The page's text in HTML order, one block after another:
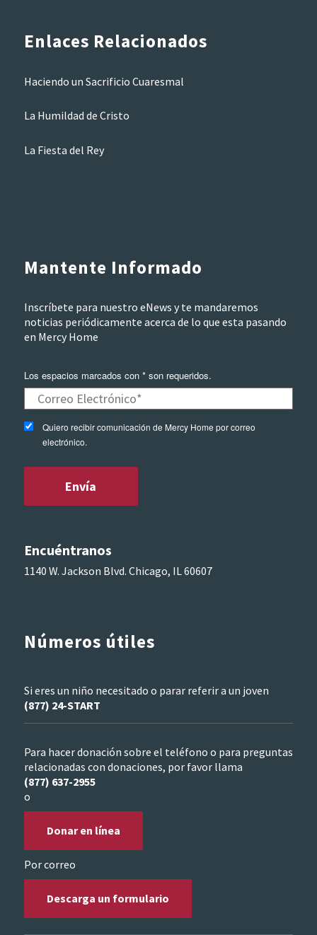
Enlaces Relacionados
Haciendo un Sacrificio Cuaresmal
La Humildad de Cristo
La Fiesta del Rey
Mantente Informado
Inscríbete para nuestro eNews y te mandaremos
noticias periódicamente acerca de lo que esta pasando
en Mercy Home
Los espacios marcados con * son requeridos.
Quiero recibir comunicación de Mercy Home por correo
electrónico.
Encuéntranos
1140 W. Jackson Blvd. Chicago, IL 60607
Números útiles
Si eres un niño necesitado o parar referir a un joven
(877) 24-START
Para hacer donación sobre el teléfono o para preguntas
relacionadas con donaciones, por favor llama
(877) 637-2955
o
Donar en línea
Por correo
Descarga un formulario